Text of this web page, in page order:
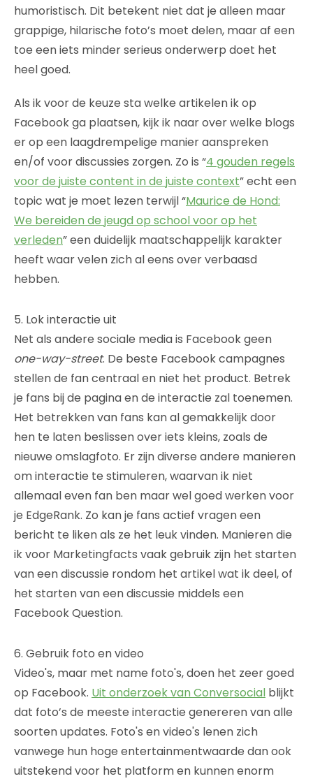
humoristisch. Dit betekent niet dat je alleen maar
grappige, hilarische foto’s moet delen, maar af een
toe een iets minder serieus onderwerp doet het
heel goed.
Als ik voor de keuze sta welke artikelen ik op
Facebook ga plaatsen, kijk ik naar over welke blogs
er op een laagdrempelige manier aanspreken
en/of voor discussies zorgen. Zo is “4 gouden regels
voor de juiste content in de juiste context” echt een
topic wat je moet lezen terwijl “Maurice de Hond:
We bereiden de jeugd op school voor op het
verleden” een duidelijk maatschappelijk karakter
heeft waar velen zich al eens over verbaasd
hebben.
5. Lok interactie uit
Net als andere sociale media is Facebook geen
one-way-street. De beste Facebook campagnes
stellen de fan centraal en niet het product. Betrek
je fans bij de pagina en de interactie zal toenemen.
Het betrekken van fans kan al gemakkelijk door
hen te laten beslissen over iets kleins, zoals de
nieuwe omslagfoto. Er zijn diverse andere manieren
om interactie te stimuleren, waarvan ik niet
allemaal even fan ben maar wel goed werken voor
je EdgeRank. Zo kan je fans actief vragen een
bericht te liken als ze het leuk vinden. Manieren die
ik voor Marketingfacts vaak gebruik zijn het starten
van een discussie rondom het artikel wat ik deel, of
het starten van een discussie middels een
Facebook Question.
6. Gebruik foto en video
Video's, maar met name foto's, doen het zeer goed
op Facebook. Uit onderzoek van Conversocial blijkt
dat foto’s de meeste interactie genereren van alle
soorten updates. Foto's en video's lenen zich
vanwege hun hoge entertainmentwaarde dan ook
uitstekend voor het platform en kunnen enorm